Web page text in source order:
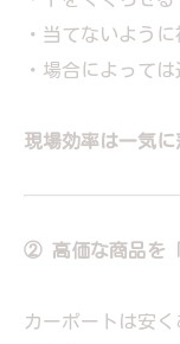
・当てないよう
・場合によって
現場効率は一気に
② 高価な商品を
カーポートは安く